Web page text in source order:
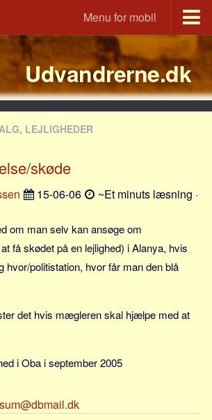
Menu for mobil
Udvandrerne.dk
LEJLIGHEDER
skøde
15-06-06
~Et minuts læsning ·
om man selv kan ansøge om
få skødet på en lejlighed) i Alanya, hvis
hvor/politistation, hvor får man den blå
det hvis mægleren skal hjælpe med at
i Oba i september 2005